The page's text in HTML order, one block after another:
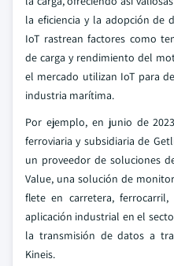
la eficiencia y la adopción de
IoT rastrean factores como
de carga y rendimiento del
el mercado utilizan IoT para
industria marítima.
Por ejemplo, en junio de
ferroviaria y subsidiaria de
un proveedor de soluciones
Value, una solución de
flete en carretera,
aplicación industrial en el
la transmisión de datos a
Kineis.